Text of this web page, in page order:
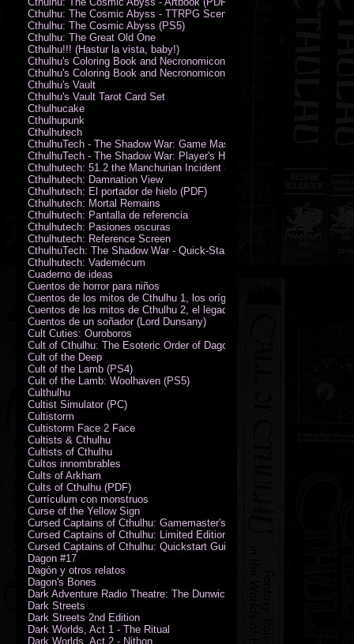
Cthulhu: The Cosmic Abyss - TTRPG Scenario - Arkham Horror (PDF)
Cthulhu: The Cosmic Abyss (PS5)
Cthulhu: The Great Old One
Cthulhu!!! (Hastur la vista, baby!)
Cthulhu's Coloring Book and Necronomicon of Sunny Day Doings
Cthulhu's Coloring Book and Necronomicon of Sunny Day Doings New
Cthulhu's Vault
Cthulhu's Vault Tarot Card Set
Cthulhucake
Cthulhupunk
Cthulhutech
CthulhuTech - The Shadow War: Game Master's Guide (PDF)
CthulhuTech - The Shadow War: Player's Handbook (PDF)
Cthulhutech: 51.2 the Manchurian Incident (PDF)
Cthulhutech: Damnation View
Cthulhutech: El portador de hielo (PDF)
Cthulhutech: Mortal Remains
Cthulhutech: Pantalla de referencia
Cthulhutech: Pasiones oscuras
Cthulhutech: Reference Screen
CthulhuTech: The Shadow War - Quick-Start Rules (PDF)
Cthulhutech: Vademécum
Cuaderno de ideas
Cuentos de horror para niños
Cuentos de los mitos de Cthulhu 1, los orígenes
Cuentos de los mitos de Cthulhu 2, el legado
Cuentos de un soñador (Lord Dunsany)
Cult Cuties: Ouroboros
Cult of Cthulhu: The Esoteric Order of Dagon Vol.1: Book One
Cult of the Deep
Cult of the Lamb (PS4)
Cult of the Lamb: Woolhaven (PS5)
Culthulhu
Cultist Simulator (PC)
Cultistorm
Cultistorm Face 2 Face
Cultists & Cthulhu
Cultists of Cthulhu
Cultos innombrables
Cults of Arkham
Cults of Cthulhu (PDF)
Currículum con monstruos
Curse of the Yellow Sign
Cursed Captains of Cthulhu: Gamemaster's Toolkit & Dice
Cursed Captains of Cthulhu: Limited Edition
Cursed Captains of Cthulhu: Quickstart Guide (PDF)
Dagon #17
Dagón y otros relatos
Dagon's Bones
Dark Adventure Radio Theatre: The Dunwich Horror - Audio CD with
Dark Streets
Dark Streets 2nd Edition
Dark Worlds, Act 1 - The Ritual
Dark Worlds, Act 2 - Nithon